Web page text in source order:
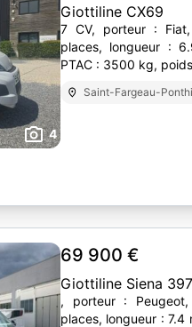
4
Giottiline CX69
7 CV, porteur :
places, longueur :
PTAC : 3500 kg,
Saint-Fargeau-
69 900 €
Giottiline Siena
, porteur :
places, longueur : 7.4